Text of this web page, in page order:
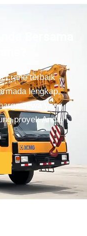
crane terbaik
lengkap,
sewa yang
proyek Anda.